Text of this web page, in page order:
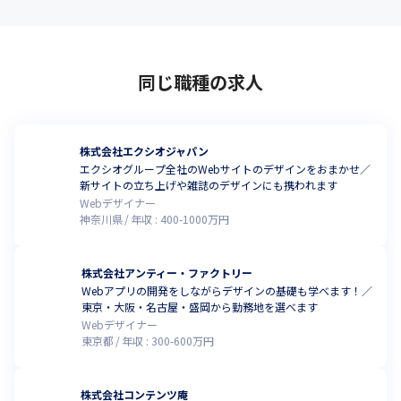
同じ職種の求人
株式会社エクシオジャパン
エクシオグループ全社のWebサイトのデザインをおまかせ／
新サイトの立ち上げや雑誌のデザインにも携われます
Webデザイナー
神奈川県
年収 : 400-1000万円
株式会社アンティー・ファクトリー
Webアプリの開発をしながらデザインの基礎も学べます！／
東京・大阪・名古屋・盛岡から勤務地を選べます
Webデザイナー
東京都
年収 : 300-600万円
株式会社コンテンツ庵